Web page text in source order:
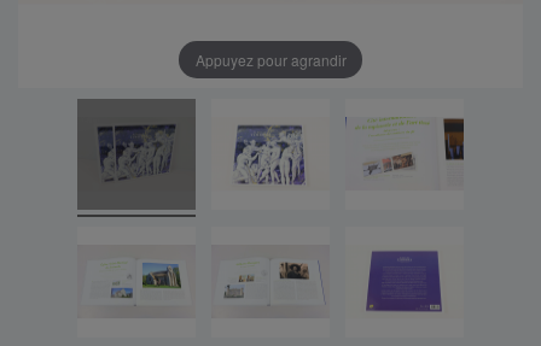
Appuyez pour agrandir